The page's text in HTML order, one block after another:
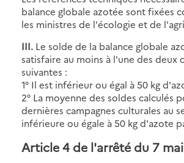
balance globale azotée sont fixées
les ministres de l'écologie et de
III. Le solde de la balance globale
satisfaire au moins à l'une des deux
suivantes :
1° Il est inférieur ou égal à 50 kg
2° La moyenne des soldes calculés
dernières campagnes culturales au
inférieure ou égale à 50 kg d'azote
Article 4 de l'arrêté du 7